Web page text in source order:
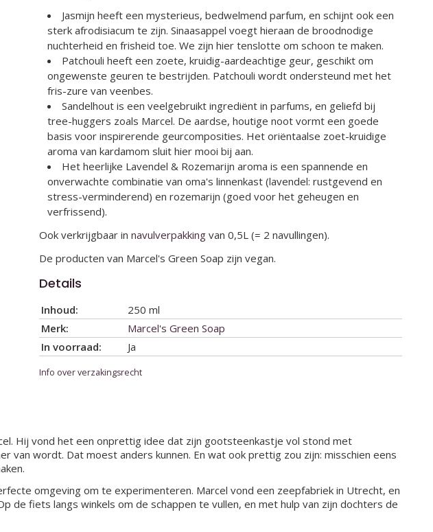
Jasmijn heeft een mysterieus, bedwelmend parfum, en schijnt ook een
sterk afrodisiacum te zijn. Sinaasappel voegt hieraan de broodnodige
nuchterheid en frisheid toe. We zijn hier tenslotte om schoon te maken.
Patchouli heeft een zoete, kruidig-aardeachtige geur, geschikt om
ongewenste geuren te bestrijden. Patchouli wordt ondersteund met het
fris-zure van veenbes.
Sandelhout is een veelgebruikt ingrediënt in parfums, en geliefd bij
tree-huggers zoals Marcel. De aardse, houtige noot vormt een goede
basis voor inspirerende geurcomposities. Het oriëntaalse zoet-kruidige
aroma van kardamom sluit hier mooi bij aan.
Het heerlijke Lavendel & Rozemarijn aroma is een spannende en
onverwachte combinatie van oma's linnenkast (lavendel: rustgevend en
stress-verminderend) en rozemarijn (goed voor het geheugen en
verfrissend).
Ook verkrijgbaar in navulverpakking van 0,5L (= 2 navullingen).
De producten van Marcel's Green Soap zijn vegan.
Details
Inhoud:
250 ml
Merk:
Marcel's Green Soap
In voorraad:
Ja
Info over verzakingsrecht
Hij vond het een onprettig idee dat zijn gootsteenkastje vol stond met
van wordt. Dat moest anders kunnen. En wat ook prettig zou zijn: misschien eens
omgeving om te experimenteren. Marcel vond een zeepfabriek in Utrecht, en
de fiets langs winkels om de schappen te vullen, en met hulp van zijn dochters de